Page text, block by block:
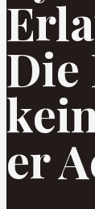
Die
er